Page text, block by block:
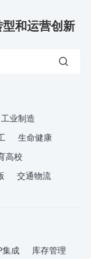
和运营创新
工业制造
生命健康
高校
交通物流
集成
库存管理